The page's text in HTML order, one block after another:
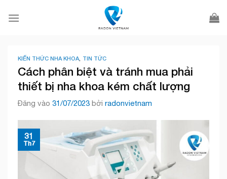
qua
KIẾN THỨC NHA KHOA TIN TỨC
Cách phân biệt và tránh mua phải
thiết bị nha khoa kém chất lượng
Đăng vào 31/07/2023 bởi radonvietnam
31
Th7